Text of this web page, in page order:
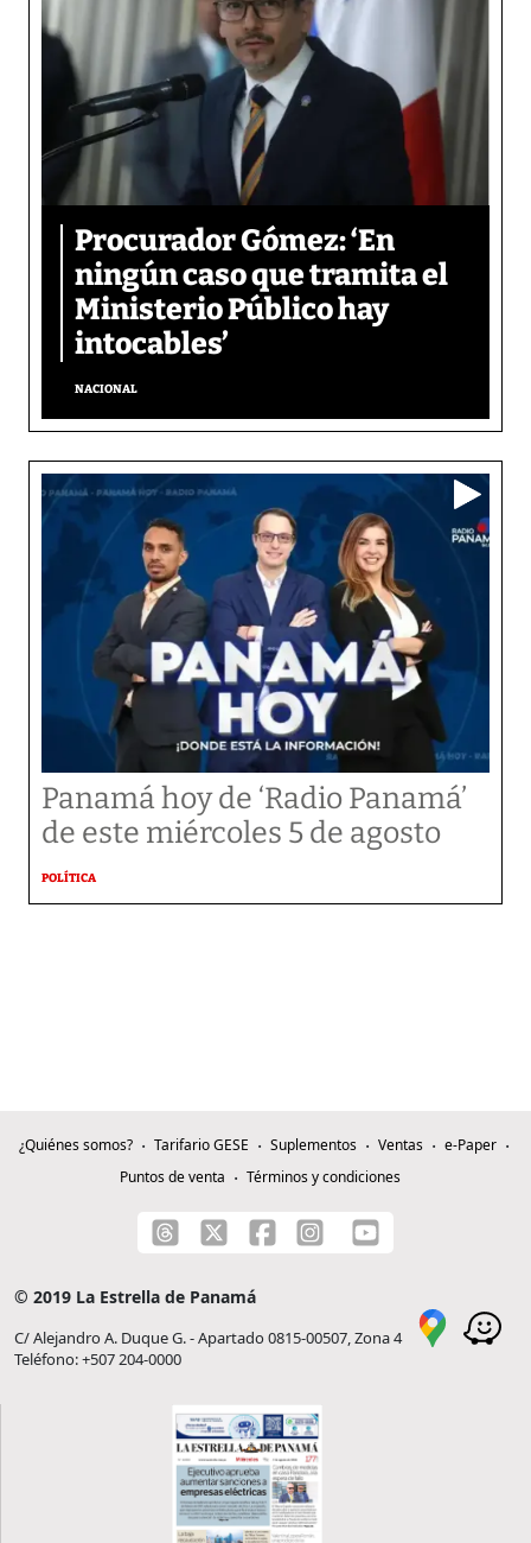
Procurador Gómez: ‘En
ningún caso que tramita el
Ministerio Público hay
intocables’
NACIONAL
Panamá hoy de ‘Radio Panamá’
de este miércoles 5 de agosto
POLÍTICA
¿Quiénes somos? Tarifario GESE Suplementos Ventas
e-Paper
Puntos de venta
Términos y condiciones
© 2019 La Estrella de Panamá
C/ Alejandro A. Duque G. - Apartado 0815-00507, Zona 4
Teléfono: +507 204-0000